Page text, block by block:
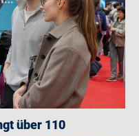
über 110